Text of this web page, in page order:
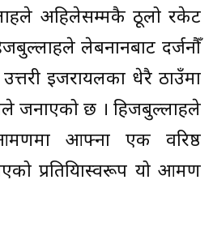
अहिलेसम्मकै ठूलो रकेट
लेबनानबाट दर्जनौँ
इजरायलका धेरै ठाउँमा
जनाएको छ । हिजबुल्लाहले
आफ्ना एक वरिष्ठ
प्रतिक्रियास्वरूप यो आक्रमण